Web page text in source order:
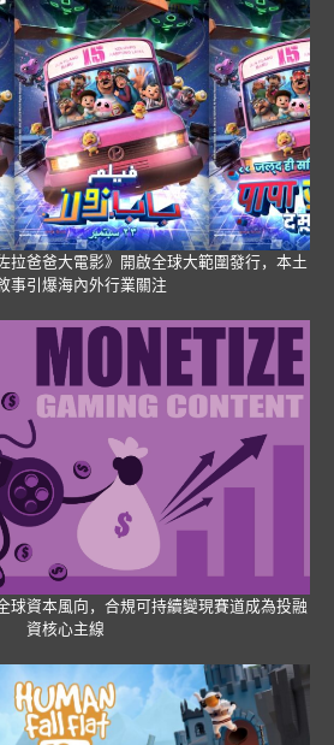
拉爸爸大電影》開啟全球大範圍發行，本土
事引爆海內外行業關注
球資本風向，合規可持續變現賽道成為投融
資核心主線